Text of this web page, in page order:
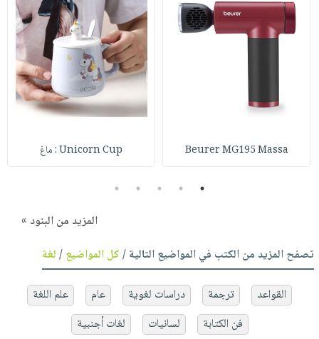
Beurer MG195 Massa Unicorn Cup : ماغ
1
2
3
4
5
المزيد من البنود »
تصفح المزيد من الكتب في المواضيع التالية /كل المواضيع/لغة
القواعد ترجمة دراسات لغوية عام
علم اللغة
فن الكتابة
لسانيات لغات أجنبية